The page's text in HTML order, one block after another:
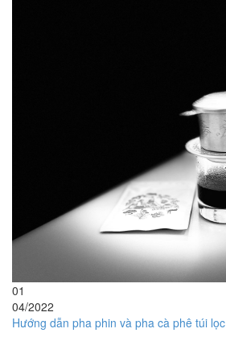
01
04/2022
Hướng dẫn pha phin và pha cà phê túi lọc